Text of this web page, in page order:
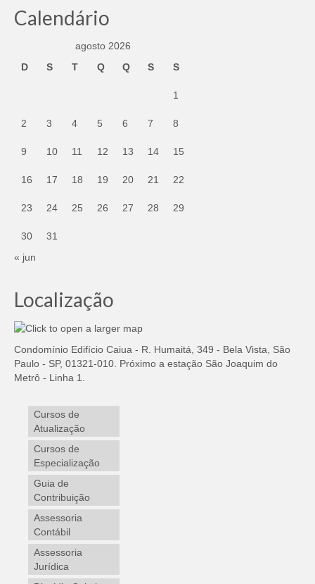
Calendário
agosto 2026
D
S T Q Q S S
1
2 3 4 5 6 7 8
9 10 11 12 13 14 15
16 17 18 19 20 21 22
23 24 25 26 27 28 29
30
31
« jun
Localização
Condomínio Edifício Caiua - R. Humaitá, 349 - Bela Vista, São
Paulo - SP, 01321-010. Próximo a estação São Joaquim do
Metrô - Linha 1.
Cursos de
Atualização
Cursos de
Especialização
Guia de
Contribuição
Assessoria
Contábil
Assessoria
Jurídica